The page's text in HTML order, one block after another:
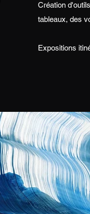
Création
tableaux, des
Expositions